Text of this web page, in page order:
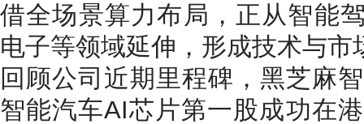
借全场景算力布局，正从智能
电子等领域延伸，形成技术与市
回顾公司近期里程碑，黑芝麻
智能汽车AI芯片第一股成功在